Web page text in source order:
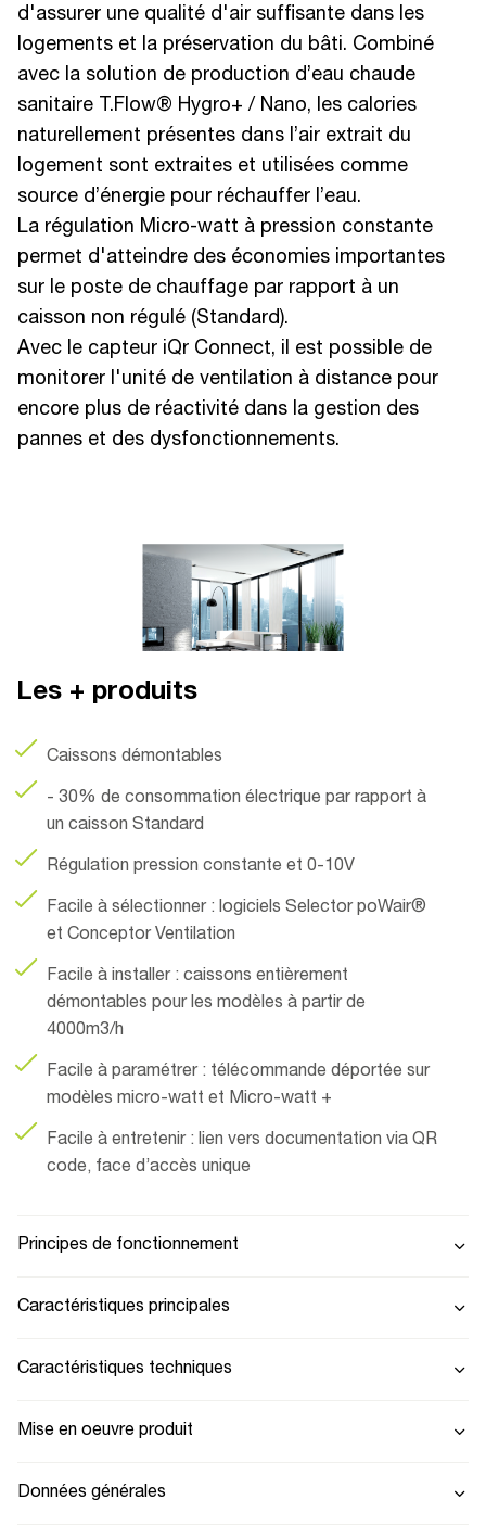
d'assurer une qualité d'air suffisante dans les
logements et la préservation du bâti. Combiné
avec la solution de production d’eau chaude
sanitaire T.Flow® Hygro+ / Nano, les calories
naturellement présentes dans l’air extrait du
logement sont extraites et utilisées comme
source d’énergie pour réchauffer l’eau.
La régulation Micro-watt à pression constante
permet d'atteindre des économies importantes
sur le poste de chauffage par rapport à un
caisson non régulé (Standard).
Avec le capteur iQr Connect, il est possible de
monitorer l'unité de ventilation à distance pour
encore plus de réactivité dans la gestion des
pannes et des dysfonctionnements.
Les + produits
Caissons démontables
- 30% de consommation électrique par rapport à
un caisson Standard
Régulation pression constante et 0-10V
Facile à sélectionner : logiciels Selector poWair®
et Conceptor Ventilation
Facile à installer : caissons entièrement
démontables pour les modèles à partir de
4000m3/h
Facile à paramétrer : télécommande déportée sur
modèles micro-watt et Micro-watt +
Facile à entretenir : lien vers documentation via QR
code, face d’accès unique
Principes de fonctionnement
Caractéristiques principales
Caractéristiques techniques
Mise en oeuvre produit
Données générales